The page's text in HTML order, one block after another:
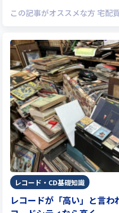
この記事がオススメな方 宅配
レコード・CD基礎知識
レコードが「高い」と言わ